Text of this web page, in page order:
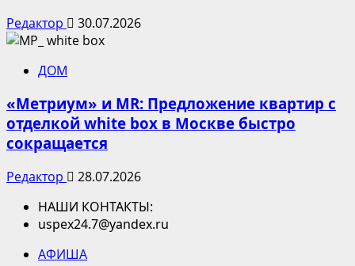
Редактор 30.07.2026
ДОМ
«Метриум» и MR: Предложение квартир с
отделкой white box в Москве быстро
сокращается
Редактор
28.07.2026
НАШИ КОНТАКТЫ:
uspex24.7@yandex.ru
АФИША